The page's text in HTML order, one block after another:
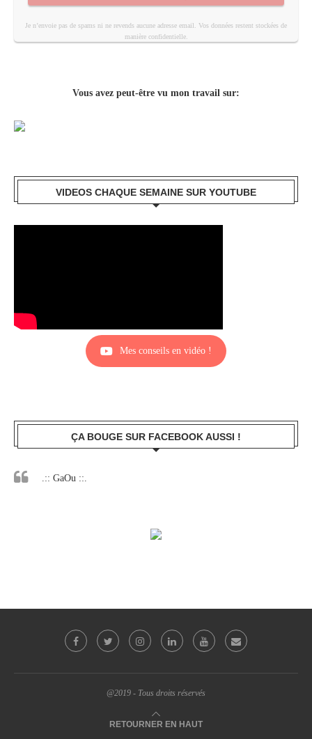
Je n’envoie pas de spams ni ne revends aucune adresse email. Vos données restent stockées de
manière confidentielle.
Vous avez peut-être vu mon travail sur:
VIDEOS CHAQUE SEMAINE SUR YOUTUBE
Mes conseils en vidéo !
ÇA BOUGE SUR FACEBOOK AUSSI !
.:: GaOu ::.
@2019 - Tous droits réservés
RETOURNER EN HAUT